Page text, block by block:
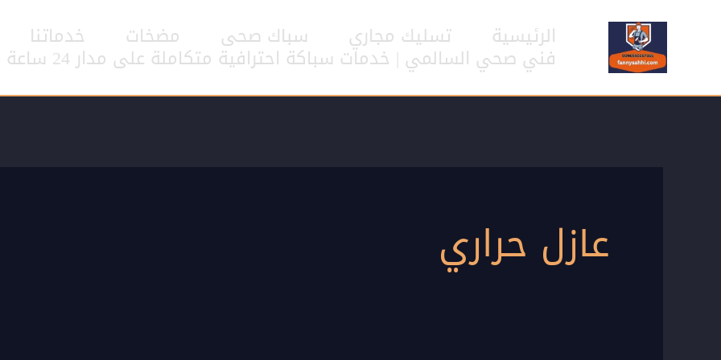
المحتوى
الرئيسية تسليك مجاري سباك صحى مضخات خدماتنا
فني صحي السالمي | خدمات سباكة احترافية متكاملة على مدار 24 ساعة
عازل حراري